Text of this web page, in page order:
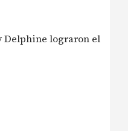
Delphine lograron el